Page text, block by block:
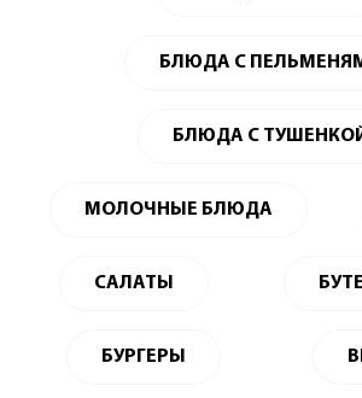
БЛЮДА С
БЛЮДА С
МОЛОЧНЫЕ БЛЮДА
САЛАТЫ
БУРГЕРЫ